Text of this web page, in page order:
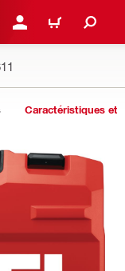
CONNEXION OU
PANIER
Caractéristiques et